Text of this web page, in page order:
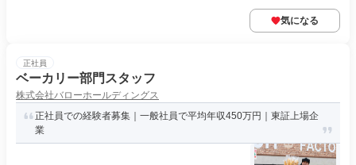
気になる
正社員
ベーカリー部門スタッフ
株式会社バローホールディングス
正社員での経験者募集｜一般社員で平均年収450万円｜東証上場企
業